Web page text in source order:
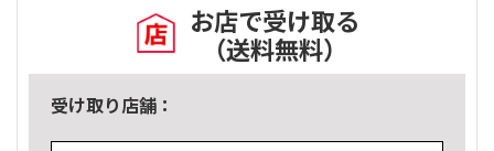
お店で受け取る
（送料無料）
受け取り店舗：